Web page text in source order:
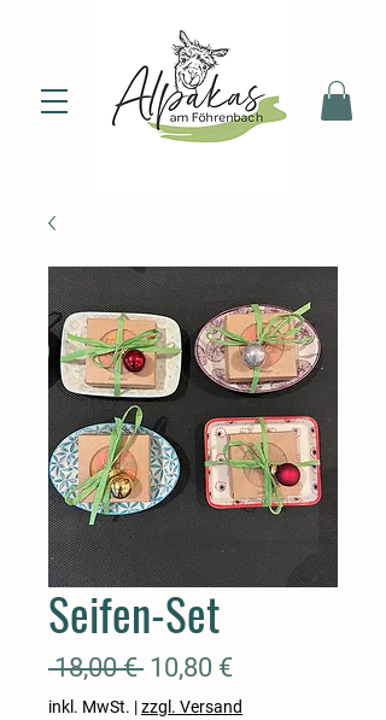
Seifen-Set
18,00 € Standardpreis
10,80 €Sale-
Preis
inkl. MwSt. |zzgl. Versand